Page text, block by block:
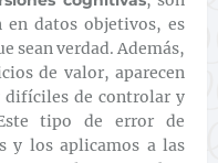
en datos objetivos, es
sean verdad. Además,
de valor, aparecen
difíciles de controlar y
tipo de error de
y los aplicamos a las